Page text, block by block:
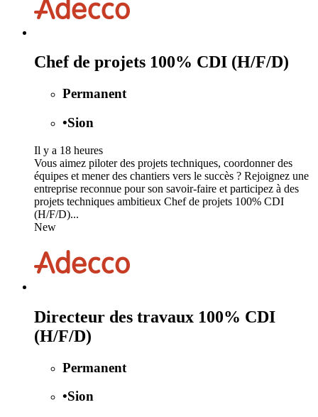
Chef de projets 100% CDI (H/F/D)
Permanent
•Sion
Il y a 18 heures
Vous aimez piloter des projets techniques, coordonner des
équipes et mener des chantiers vers le succès ? Rejoignez une
entreprise reconnue pour son savoir-faire et participez à des
projets techniques ambitieux Chef de projets 100% CDI
(H/F/D)...
New
Directeur des travaux 100% CDI
(H/F/D)
Permanent
•Sion